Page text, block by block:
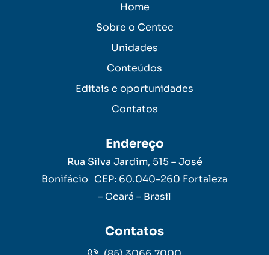
Home
Sobre o Centec
Unidades
Conteúdos
Editais e oportunidades
Contatos
Endereço
Rua Silva Jardim, 515 – José
Bonifácio CEP: 60.040-260 Fortaleza
– Ceará – Brasil
Contatos